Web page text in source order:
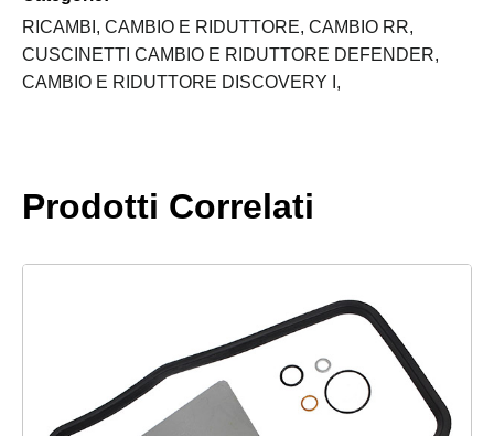
ROVER
LT77
quantità
RICAMBI, CAMBIO E RIDUTTORE, CAMBIO RR,
CUSCINETTI CAMBIO E RIDUTTORE DEFENDER,
CAMBIO E RIDUTTORE DISCOVERY I,
Prodotti Correlati